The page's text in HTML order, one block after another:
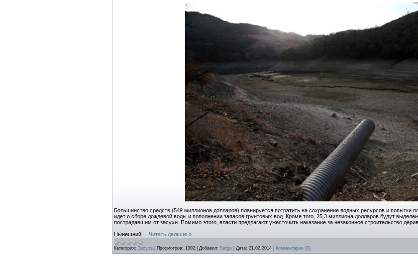
Большинство средств (549 миллионов долларов) планируется потратить на сохранение водных ресурсов и попытки
идет о сборе дождевой воды и пополнении запасов грунтовых вод. Кроме того, 25,3 миллиона долларов будут
пострадавшим от засухи. Помимо этого, власти предлагают ужесточить наказание за незаконное строительство
Нынешний
Читать дальше »
Категория: Засуха Просмотров: 1302 Добавил: Sergo Дата: 21.02.2014 Комментарии (0)